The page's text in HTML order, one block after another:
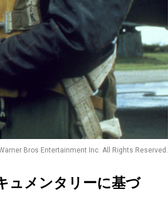
Bros Entertainment Inc. All Rights Reserved.
ュメンタリーに基づ